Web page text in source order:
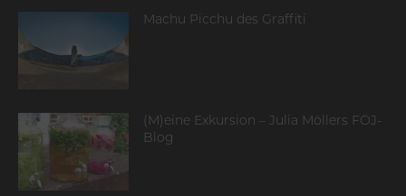
Machu Picchu des Graffiti
(M)eine Exkursion – Julia Möllers FÖJ-
Blog